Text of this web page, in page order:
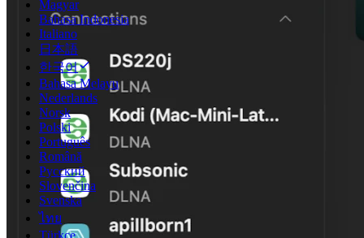
Magyar
Bahasa Indonesia
Italiano
日本語
한국어
Bahasa Melayu
Nederlands
Norsk
Polski
Português
Română
Русский
Slovenčina
Svenska
ไทย
Türkçe